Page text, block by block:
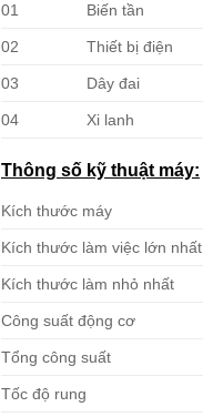
01 Biến tần
02 Thiết bị điện
03 Dây đai
04 Xi lanh
Thông số kỹ thuật máy:
Kích thước máy
Kích thước làm việc lớn nhất
Kích thước làm nhỏ nhất
Công suất động cơ
Tổng công suất
Tốc độ rung